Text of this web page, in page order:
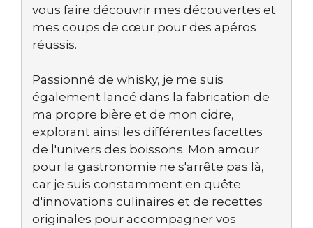
vous faire découvrir mes découvertes et
mes coups de cœur pour des apéros
réussis.
Passionné de whisky, je me suis
également lancé dans la fabrication de
ma propre bière et de mon cidre,
explorant ainsi les différentes facettes
de l'univers des boissons. Mon amour
pour la gastronomie ne s'arrête pas là,
car je suis constamment en quête
d'innovations culinaires et de recettes
originales pour accompagner vos